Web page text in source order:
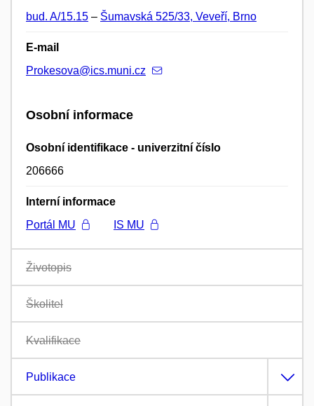
bud. A/15.15 – Šumavská 525/33, Veveří, Brno
E-mail
Prokesova@ics.muni.cz
Osobní informace
Osobní identifikace - univerzitní číslo
206666
Interní informace
Portál MU
IS MU
Životopis
Školitel
Kvalifikace
Publikace